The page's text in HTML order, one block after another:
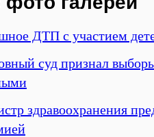
ДТП с участием
суд признал
здравоохранения